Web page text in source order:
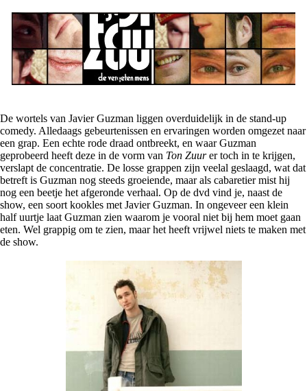
De wortels van Javier Guzman liggen overduidelijk in de stand-up
comedy. Alledaags gebeurtenissen en ervaringen worden omgezet naar
een grap. Een echte rode draad ontbreekt, en waar Guzman
geprobeerd heeft deze in de vorm van Ton Zuurer toch in te krijgen,
verslapt de concentratie. De losse grappen zijn veelal geslaagd, wat dat
betreft is Guzman nog steeds groeiende, maar als cabaretier mist hij
nog een beetje het afgeronde verhaal. Op de dvd vind je, naast de
show, een soort kookles met Javier Guzman. In ongeveer een klein
half uurtje laat Guzman zien waarom je vooral niet bij hem moet gaan
eten. Wel grappig om te zien, maar het heeft vrijwel niets te maken met
de show.